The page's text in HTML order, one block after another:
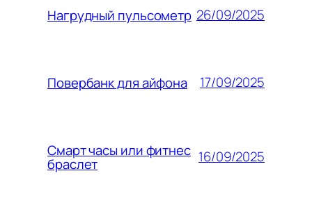
Нагрудный пульсометр 26/09/2025
Повербанк для айфона 17/09/2025
Смарт часы или фитнес
браслет 16/09/2025